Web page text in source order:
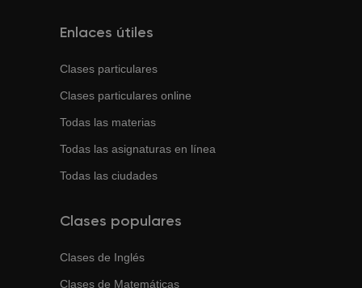
Enlaces útiles
Clases particulares
Clases particulares online
Todas las materias
Todas las asignaturas en línea
Todas las ciudades
Clases populares
Clases de Inglés
Clases de Matemáticas